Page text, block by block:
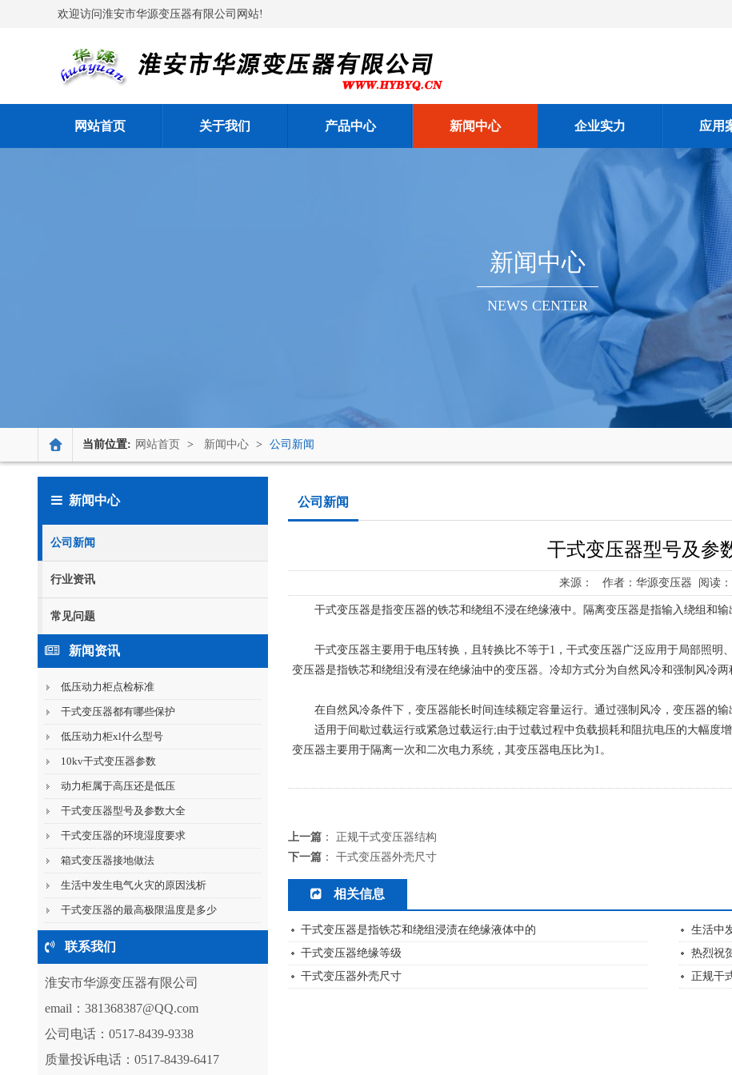
欢迎访问淮安市华源变压器有限公司网站!
网站首页 关于我们 产品中心 新闻中心 企业实力 应用
新闻中心
NEWS CENTER
当前位置: 网站首页 > 新闻中心 > 公司新闻
新闻中心
公司新闻
行业资讯
常见问题
新闻资讯
低压动力柜点检标准
干式变压器都有哪些保护
低压动力柜xl什么型号
10kv干式变压器参数
动力柜属于高压还是低压
干式变压器型号及参数大全
干式变压器的环境湿度要求
箱式变压器接地做法
生活中发生电气火灾的原因浅析
干式变压器的最高极限温度是多少
联系我们
淮安市华源变压器有限公司
email： 381368387@QQ.com
公司电话：0517-8439-9338
质量投诉电话：0517-8439-6417
公司新闻
干式变压器型号及参
来源： 作者：华源变压器 阅读：
干式变压器是指变压器的铁芯和绕组不浸在绝缘液中。隔离变压器是指输入绕组和输
干式变压器主要用于电压转换，且转换比不等于1，干式变压器广泛应用于局部照
变压器是指铁芯和绕组没有浸在绝缘油中的变压器。冷却方式分为自然风冷和强制风冷两
在自然风冷条件下，变压器能长时间连续额定容量运行。通过强制风冷，变压器的输
适用于间歇过载运行或紧急过载运行;由于过载过程中负载损耗和阻抗电压的大幅度
变压器主要用于隔离一次和二次电力系统，其变压器电压比为1。
上一篇： 正规干式变压器结构
下一篇： 干式变压器外壳尺寸
相关信息
干式变压器是指铁芯和绕组浸渍在绝缘液体中的
生活中
干式变压器绝缘等级
热烈祝
干式变压器外壳尺寸
正规干